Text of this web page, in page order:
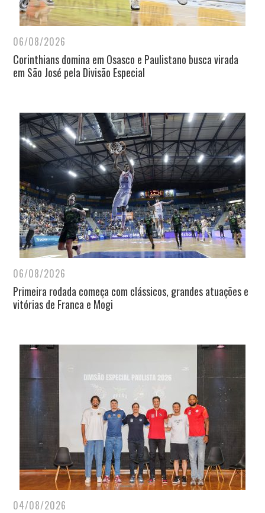
06/08/2026
Corinthians domina em Osasco e Paulistano busca virada
em São José pela Divisão Especial
06/08/2026
Primeira rodada começa com clássicos, grandes atuações e
vitórias de Franca e Mogi
04/08/2026